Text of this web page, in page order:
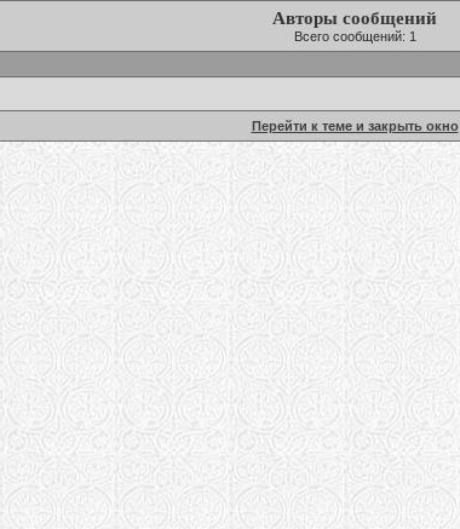
Авторы сообщений
Всего сообщений: 1
Перейти к теме и закрыть окно